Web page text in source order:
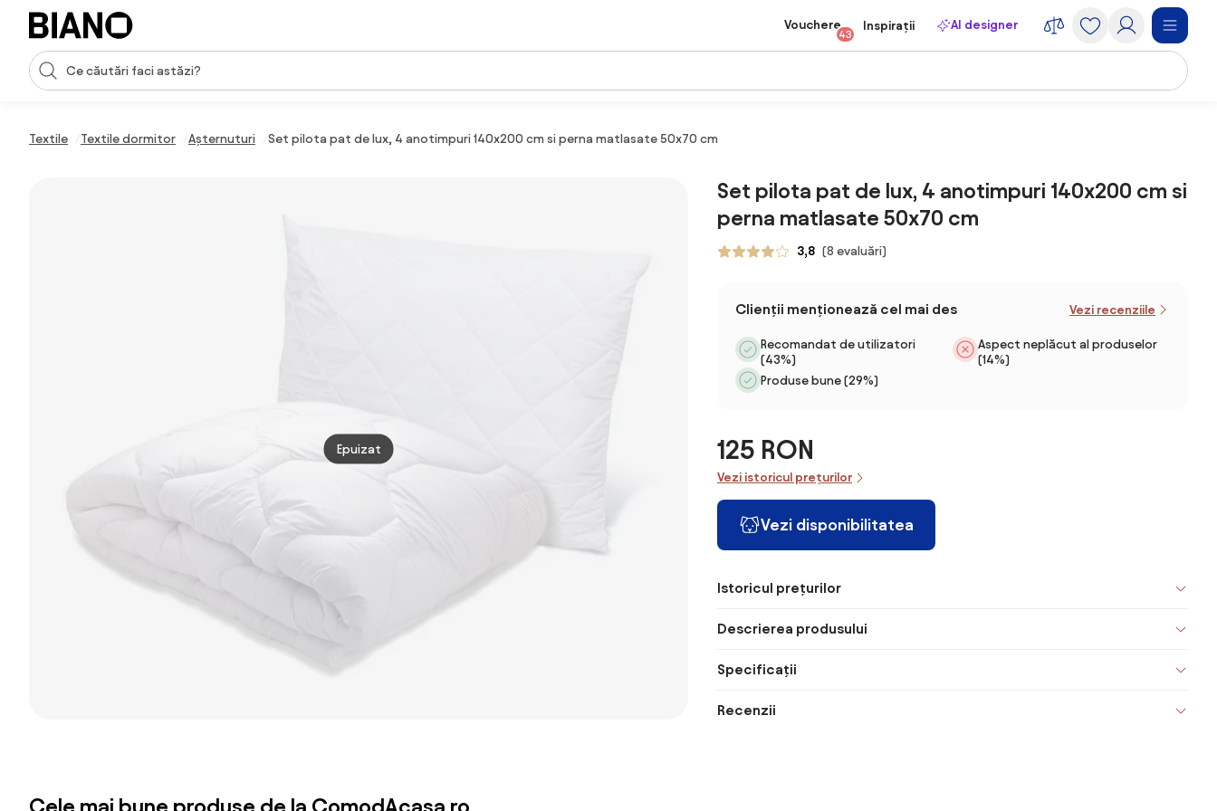
Sari peste navigare, accesează conținutul
Introducerea căutării
Vouchere
43
Inspirații AI designer
Textile Textile dormitor Așternuturi Set pilota pat de lux, 4 anotimpuri 140x200 cm si perna matlasate 50x70 cm
Epuizat
Set pilota pat de lux, 4 anotimpuri 140x200 cm si
perna matlasate 50x70 cm
3,8 (8 evaluări)
Clienții menționează cel mai des Vezi recenziile
Recomandat de utilizatori
(43%)
Produse bune (29%)
Aspect neplăcut al produselor
(14%)
125 RON
Vezi istoricul prețurilor
Vezi disponibilitatea
Istoricul prețurilor
Descrierea produsului
Specificații
Recenzii